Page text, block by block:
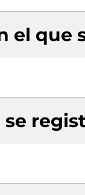
el que